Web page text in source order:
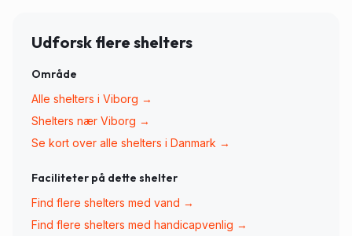
Udforsk flere shelters
Område
Alle shelters i Viborg →
Shelters nær Viborg →
Se kort over alle shelters i Danmark →
Faciliteter på dette shelter
Find flere shelters med vand →
Find flere shelters med handicapvenlig →